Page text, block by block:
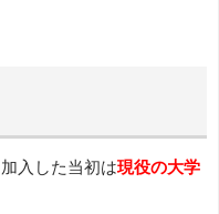
入した当初は現役の大学